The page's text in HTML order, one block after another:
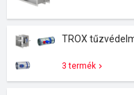
TROX
3 termék